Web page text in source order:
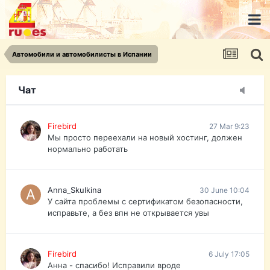
Автомобили и автомобилисты в Испании
Чат
urist.dokument@gmail.com
https://pasport-ua.com/
Телеграмм @uristpassua
Firebird
Друзья - из России без VPN сайт и форум
Firebird 27 Mar 9:23
Мы просто переехали на новый хостинг, должен
нормально работать
Anna_Skulkina 30 June 10:04
У сайта проблемы с сертификатом безопасности,
исправьте, а без впн не открывается увы
Firebird 6 July 17:05
Анна - спасибо! Исправили вроде